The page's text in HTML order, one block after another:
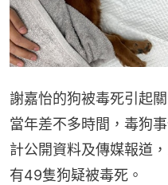
謝嘉怡的狗被毒死引起
當年差不多時間，毒狗
計公開資料及傳媒報道
有49隻狗疑被毒死。